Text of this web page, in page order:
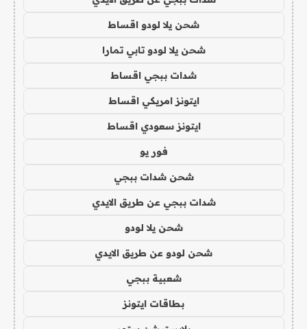
شحن يلا لودو اقساط
شحن يلا لودو تابي تمارا
شدات ببجي اقساط
ايتونز امريكي اقساط
ايتونز سعودي اقساط
فور يو
شحن شدات ببجي
شدات ببجي عن طريق الايدي
شحن يلا لودو
شحن لودو عن طريق الايدي
شعبية ببجي
بطاقات ايتونز